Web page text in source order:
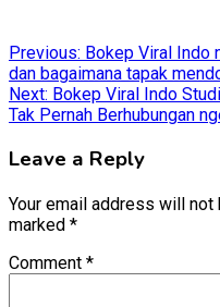
Post
navigation
Previous: Bokep Viral Indo
dan bagaimana tapak
Next: Bokep Viral Indo
Tak Pernah Berhubungan
Leave a Reply
Your email address will not
marked *
Comment *